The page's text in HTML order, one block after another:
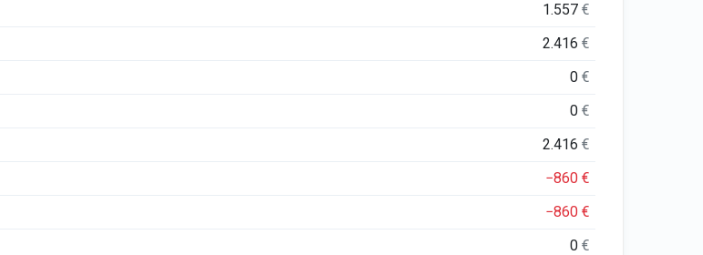
1.557€
2.416€
0€
0€
2.416€
−860€
−860€
0€